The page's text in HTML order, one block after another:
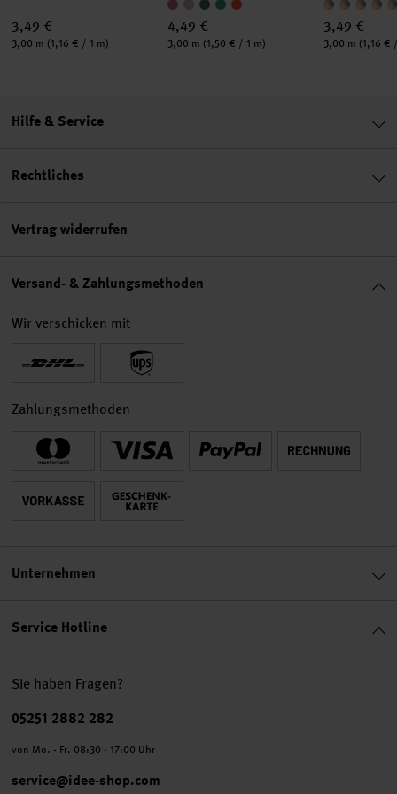
3,49 €
Inhalt:
3,00 m (1,16 € / 1 m)
4,49 €
Inhalt:
3,00 m (1,50 € / 1 m)
3,49 €
Inhalt:
3,00 m (1,16 €
Service Hotline
Sie haben Fragen?
Telefonnummer
05251 2882 282
von Mo. - Fr. 08:30 - 17:00 Uhr
service@idee-shop.com
Hilfe & Service
Rechtliches
Vertrag widerrufen
Versand- & Zahlungsmethoden
Wir verschicken mit
Zahlungsmethoden
Unternehmen